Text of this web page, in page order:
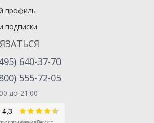
профиль
подписки
640-37-70
555-72-05
до 21:00